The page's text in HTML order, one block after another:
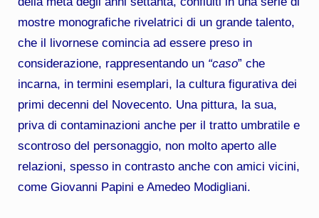
mostre monografiche rivelatrici di un grande talento,
che il livornese comincia ad essere preso in
considerazione, rappresentando un “caso” che
incarna, in termini esemplari, la cultura figurativa dei
primi decenni del Novecento. Una pittura, la sua,
priva di contaminazioni anche per il tratto umbratile e
scontroso del personaggio, non molto aperto alle
relazioni, spesso in contrasto anche con amici vicini,
come Giovanni Papini e Amedeo Modigliani.